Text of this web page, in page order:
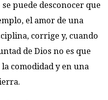
puede desconocer que
el amor de una
corrige y, cuando
de Dios no es que
comodidad y en una